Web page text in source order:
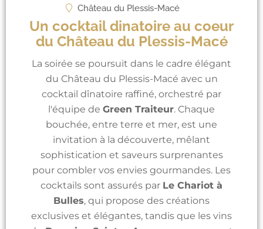
Château du Plessis-Macé
Un cocktail dinatoire au coeur
du Château du Plessis-Macé
La soirée se poursuit dans le cadre élégant
du Château du Plessis-Macé avec un
cocktail dînatoire raffiné, orchestré par
l'équipe de Green Traiteur. Chaque
bouchée, entre terre et mer, est une
invitation à la découverte, mêlant
sophistication et saveurs surprenantes
pour combler vos envies gourmandes. Les
cocktails sont assurés par Le Chariot à
Bulles, qui propose des créations
exclusives et élégantes, tandis que les vins